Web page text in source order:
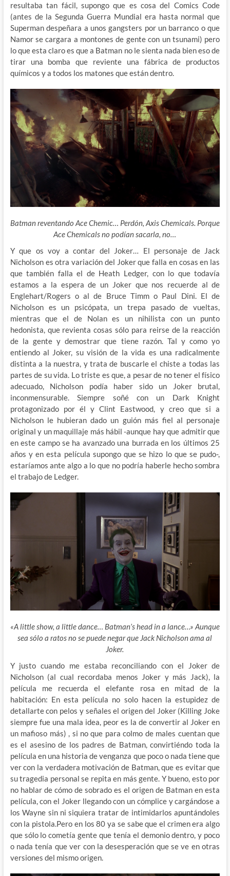
resultaba tan fácil, supongo que es cosa del Comics Code
(antes de la Segunda Guerra Mundial era hasta normal que
Superman despeñara a unos gangsters por un barranco o que
Namor se cargara a montones de gente con un tsunami) pero
lo que esta claro es que a Batman no le sienta nada bien eso de
tirar una bomba que reviente una fábrica de productos
químicos y a todos los matones que están dentro.
Batman reventando Ace Chemic… Perdón, Axis Chemicals. Porque
Ace Chemicals no podían sacarla, no…
Y que os voy a contar del Joker… El personaje de Jack
Nicholson es otra variación del Joker que falla en cosas en las
que también falla el de Heath Ledger, con lo que todavía
estamos a la espera de un Joker que nos recuerde al de
Englehart/Rogers o al de Bruce Timm o Paul Dini. El de
Nicholson es un psicópata, un trepa pasado de vueltas,
mientras que el de Nolan es un nihilista con un punto
hedonista, que revienta cosas sólo para reirse de la reacción
de la gente y demostrar que tiene razón. Tal y como yo
entiendo al Joker, su visión de la vida es una radicalmente
distinta a la nuestra, y trata de buscarle el chiste a todas las
partes de su vida. Lo triste es que, a pesar de no tener el físico
adecuado, Nicholson podía haber sido un Joker brutal,
inconmensurable. Siempre soñé con un Dark Knight
protagonizado por él y Clint Eastwood, y creo que si a
Nicholson le hubieran dado un guión más fiel al personaje
original y un maquillaje más hábil -aunque hay que admitir que
en este campo se ha avanzado una burrada en los últimos 25
años y en esta película supongo que se hizo lo que se pudo-,
estaríamos ante algo a lo que no podría haberle hecho sombra
el trabajo de Ledger.
«A little show, a little dance… Batman’s head in a lance…» Aunque
sea sólo a ratos no se puede negar que Jack Nicholson ama al
Joker.
Y justo cuando me estaba reconciliando con el Joker de
Nicholson (al cual recordaba menos Joker y más Jack), la
película me recuerda el elefante rosa en mitad de la
habitación: En esta película no solo hacen la estupidez de
detallarte con pelos y señales el origen del Joker (Killing Joke
siempre fue una mala idea, peor es la de convertir al Joker en
un mafioso más) , si no que para colmo de males cuentan que
es el asesino de los padres de Batman, convirtiéndo toda la
película en una historia de venganza que poco o nada tiene que
ver con la verdadera motivación de Batman, que es evitar que
su tragedia personal se repita en más gente. Y bueno, esto por
no hablar de cómo de sobrado es el origen de Batman en esta
película, con el Joker llegando con un cómplice y cargándose a
los Wayne sin ni siquiera tratar de intimidarlos apuntándoles
con la pistola.Pero en los 80 ya se sabe que el crimen era algo
que sólo lo cometía gente que tenía el demonio dentro, y poco
o nada tenía que ver con la desesperación que se ve en otras
versiones del mismo origen.